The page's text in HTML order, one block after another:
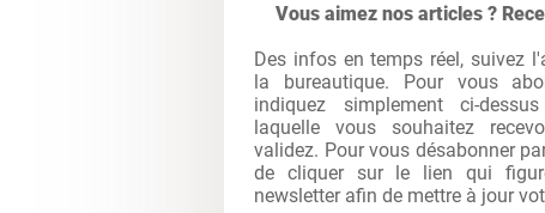
Vous aimez nos articles ?
Des infos en temps réel, suivez
la bureautique. Pour vous
indiquez simplement ci-
laquelle vous souhaitez
validez. Pour vous désabonner
de cliquer sur le lien qui
newsletter afin de mettre à jour